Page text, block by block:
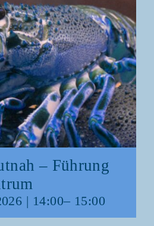
– Füh­rung
| 14:00– 15:00